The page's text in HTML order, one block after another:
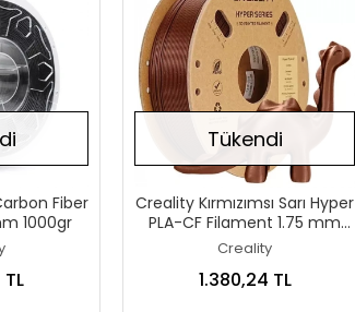
Fiber
1000gr
Tükendi
Creality Kırmızımsı Sarı Hyper
PLA-CF Filament 1.75 mm
1000gr
Creality
1.380,24 TL